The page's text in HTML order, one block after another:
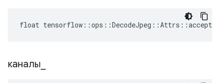
float
каналы